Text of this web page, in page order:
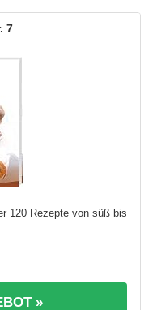
7
120 Rezepte von süß bis
»